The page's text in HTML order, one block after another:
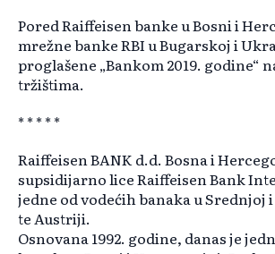
Pored Raiffeisen banke u Bosni i
mrežne banke RBI u Bugarskoj i
proglašene „Bankom 2019. godine“
tržištima.
* * * * *
Raiffeisen BANK d.d. Bosna i
supsidijarno lice Raiffeisen Bank
jedne od vodećih banaka u Srednjoj
te Austriji.
Osnovana 1992. godine, danas je